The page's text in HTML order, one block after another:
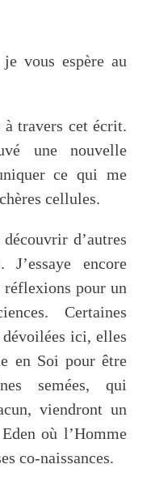
vous espère au
travers cet écrit.
une nouvelle
ce qui me
cellules.
d’autres
encore
réflexions pour un
Certaines
dévoilées ici, elles
en Soi pour être
semées, qui
viendront un
où l’Homme
co-naissances.